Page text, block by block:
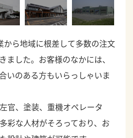
から地域に根差して多数の注文
ました。お客様のなかには、
いのある方もいらっしゃいま
官、塗装、重機オペレータ
彩な人材がそろっており、お